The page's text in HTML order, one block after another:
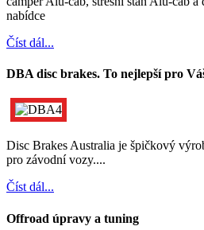
nabídce
Číst dál...
DBA disc brakes. To nejlepší pro
Disc Brakes Australia je špičkový
pro závodní vozy....
Číst dál...
Offroad úpravy a tuning